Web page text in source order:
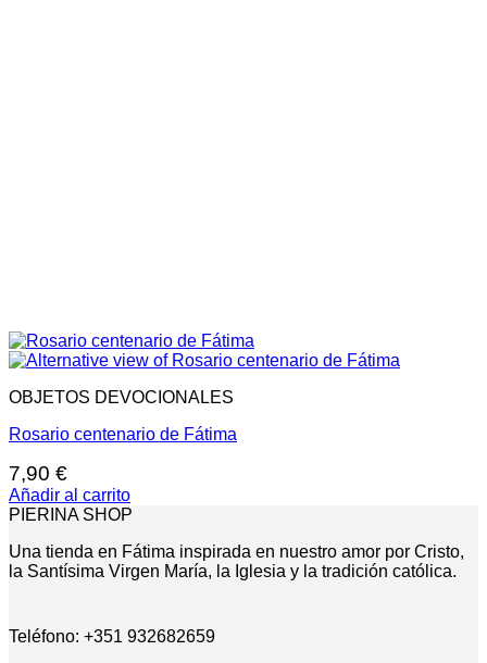
OBJETOS DEVOCIONALES
Rosario centenario de Fátima
7,90 €
Añadir al carrito
PIERINA SHOP
Una tienda en Fátima inspirada en nuestro amor por Cristo,
la Santísima Virgen María, la Iglesia y la tradición católica.
Teléfono: +351 932682659